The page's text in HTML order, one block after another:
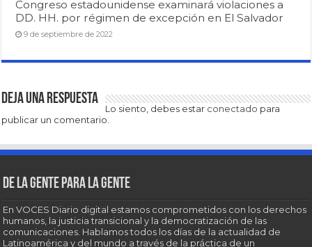
Congreso estadounidense examinará violaciones a
DD. HH. por régimen de excepción en El Salvador
9 de septiembre de 2022
Deja una respuesta
Lo siento, debes estar conectado para
publicar un comentario.
De la gente para la gente
En VOCES Diario digital estamos comprometidos con los derechos
humanos, la justicia transicional y la democratización de las
comunicaciones. Hablamos todos los días de la actualidad de
Latinoamérica y del mundo a través de la práctica de un